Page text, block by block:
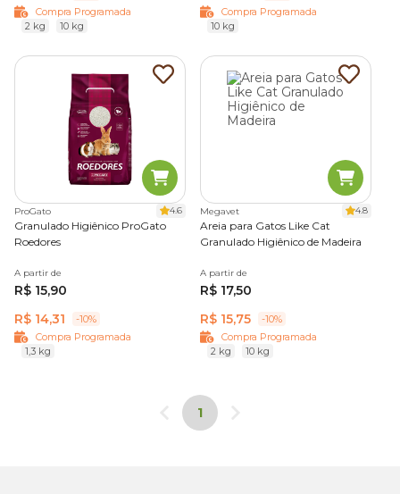
Compra Programada
2 kg
10 kg
Compra Programada
10 kg
ProGato 4.6
Granulado Higiênico ProGato
Roedores
A partir de
R$ 15,90
R$ 14,31
-10%
Compra Programada
1,3 kg
Megavet 4.8
Areia para Gatos Like Cat
Granulado Higiênico de Madeira
A partir de
R$ 17,50
R$ 15,75
-10%
Compra Programada
2 kg
10 kg
1